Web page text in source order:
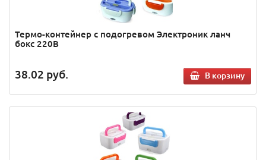
Термо-контейнер с подогревом Электроник ланч
бокс 220В
38.02 руб. В корзину